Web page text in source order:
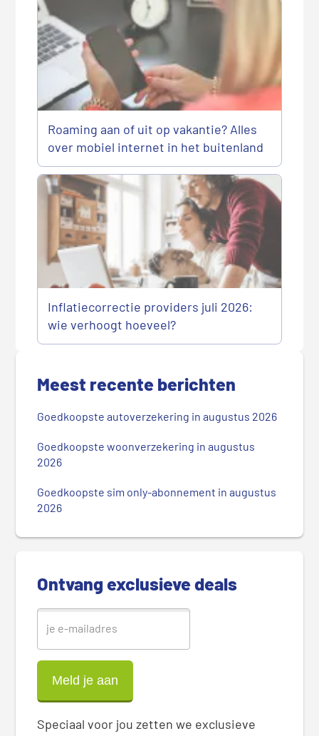
Roaming aan of uit op vakantie? Alles
over mobiel internet in het buitenland
Inflatiecorrectie providers juli 2026:
wie verhoogt hoeveel?
d
Meest recente berichten
Goedkoopste autoverzekering in augustus 2026
Goedkoopste woonverzekering in augustus
2026
Goedkoopste sim only-abonnement in augustus
2026
Ontvang exclusieve deals
Speciaal voor jou zetten we exclusieve